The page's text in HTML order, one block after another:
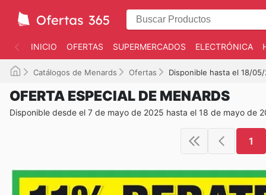
INICIO OFERTAS SUPERMERCADOS ELECTRÓNICA
Catálogos de Menards Ofertas Disponible hasta el 18/
OFERTA ESPECIAL DE MENARDS
Disponible desde el 7 de mayo de 2025 hasta el 18 de mayo de
1